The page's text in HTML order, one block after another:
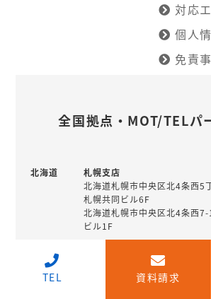
対応
個人
免責
全国拠点・MOT/TELパ
北海道
札幌支店
北海道札幌市中央区北4条西5
札幌共同ビル6F
北海道札幌市中央区北4条西
ビル1F
北海道釧路市北大通10丁目1-
TEL 資料請求